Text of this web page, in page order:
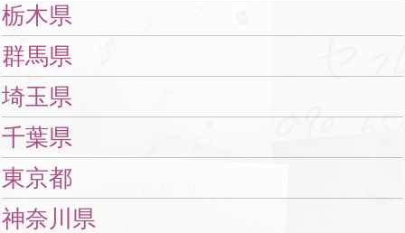
栃木県
群馬県
埼玉県
千葉県
東京都
神奈川県